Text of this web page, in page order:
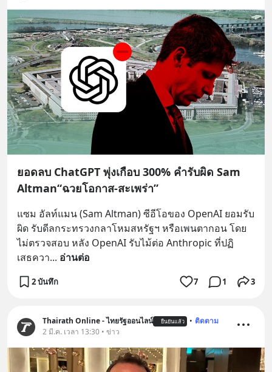
ยอดลบ ChatGPT พุ่งเกือบ 300% คำรับผิด Sam
Altman“ฉวยโอกาส-สะเพร่า”
แซม อัลท์แมน (Sam Altman) ซีอีโอของ OpenAI ยอมรับ
ผิด รับดีลกระทรวงกลาโหมสหรัฐฯ หรือเพนตากอน โดย
ไม่ตรวจสอบ หลัง OpenAI รับไม้ต่อ Anthropic ที่ปฏิ
เสธควา... อ่านต่อ
2 บันทึก 7 1 3
Thairath Online - ไทยรัฐออนไลน์ ยืนยันแล้ว • ติดตาม
2 มี.ค. เวลา 13:30 • ข่าว